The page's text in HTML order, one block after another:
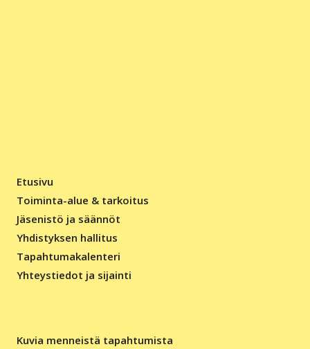
Etusivu
Toiminta-alue & tarkoitus
Jäsenistö ja säännöt
Yhdistyksen hallitus
Tapahtumakalenteri
Yhteystiedot ja sijainti
Kuvia menneistä tapahtumista